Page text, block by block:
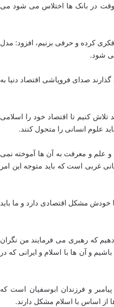
وقت در بانک ها اختلاس می شود می
کرده و حرفی بزنیم، افزود: مدل
شود.
صدای فروپاشی اقتصاد دنیا به
کنیم تا اقتصاد خود را اسلامی
علوم انسانی را متحول کنند.
علم و معرفت به آن ها آموخته نمی
غربی است که باید متوجه این امر
خودش مشکل اقتصادی دارد و ما باید
که رهبری می فرمایند من نگران
و آن ها با اسلام و ایرانی که در
و فرزندان ابوسفیان است که
از اساس با اسلام مشکل دارند.